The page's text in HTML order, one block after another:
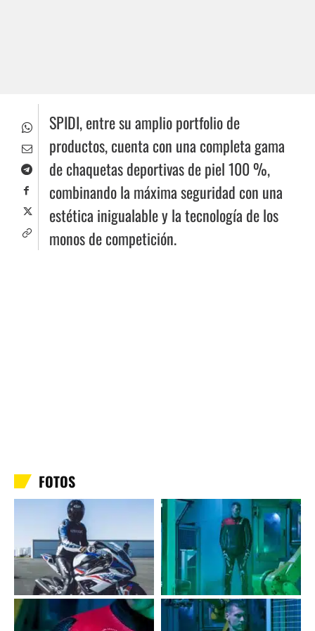
SPIDI, entre su amplio portfolio de
productos, cuenta con una completa gama
de chaquetas deportivas de piel 100 %,
combinando la máxima seguridad con una
estética inigualable y la tecnología de los
monos de competición.
FOTOS